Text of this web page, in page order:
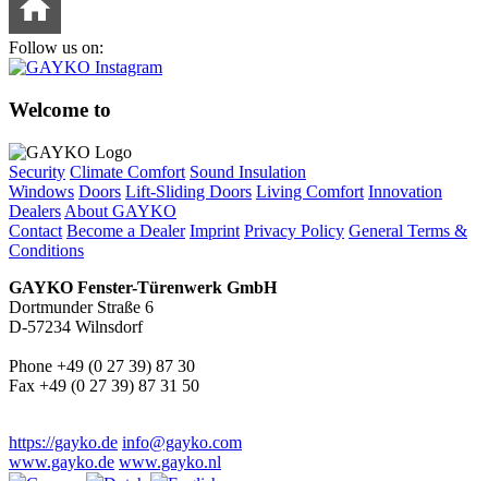
Follow us on:
Welcome to
Security Climate Comfort Sound Insulation
Windows Doors Lift-Sliding Doors Living Comfort Innovation
Dealers About GAYKO
Contact Become a Dealer Imprint Privacy Policy General Terms &
Conditions
GAYKO Fenster-Türenwerk GmbH
Dortmunder Straße 6
D-57234 Wilnsdorf
Phone +49 (0 27 39) 87 30
Fax +49 (0 27 39) 87 31 50
https://gayko.de info@gayko.com
www.gayko.de www.gayko.nl